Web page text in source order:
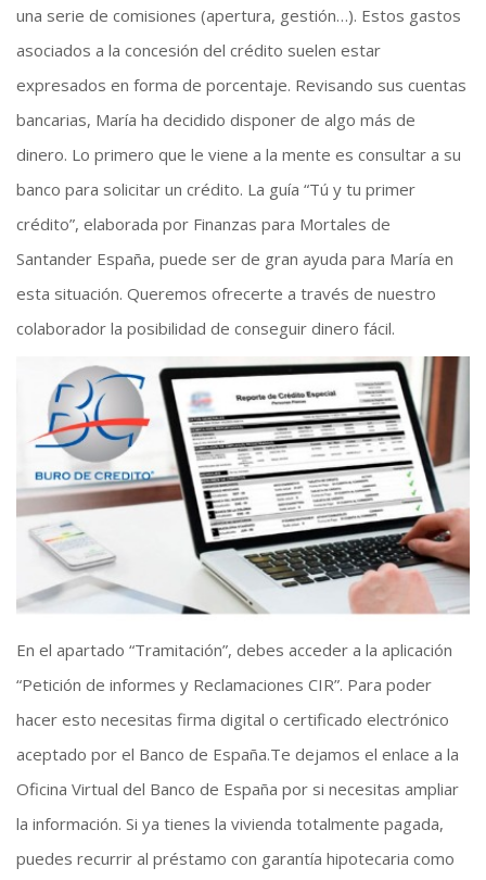
una serie de comisiones (apertura, gestión…). Estos gastos
asociados a la concesión del crédito suelen estar
expresados en forma de porcentaje. Revisando sus cuentas
bancarias, María ha decidido disponer de algo más de
dinero. Lo primero que le viene a la mente es consultar a su
banco para solicitar un crédito. La guía “Tú y tu primer
crédito”, elaborada por Finanzas para Mortales de
Santander España, puede ser de gran ayuda para María en
esta situación. Queremos ofrecerte a través de nuestro
colaborador la posibilidad de conseguir dinero fácil.
En el apartado “Tramitación”, debes acceder a la aplicación
“Petición de informes y Reclamaciones CIR”. Para poder
hacer esto necesitas firma digital o certificado electrónico
aceptado por el Banco de España.Te dejamos el enlace a la
Oficina Virtual del Banco de España por si necesitas ampliar
la información. Si ya tienes la vivienda totalmente pagada,
puedes recurrir al préstamo con garantía hipotecaria como